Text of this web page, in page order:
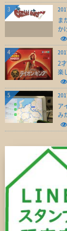
ま
か
3
2
楽
4
ア
み
5